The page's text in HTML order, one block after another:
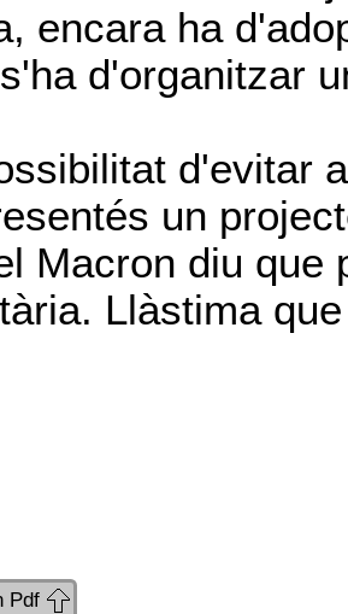
encara ha
d'organitzar
d'evitar
un
Macron diu
Llàstima
Pdf